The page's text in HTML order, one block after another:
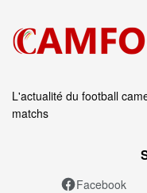
L'actualité du football
matchs
Facebook